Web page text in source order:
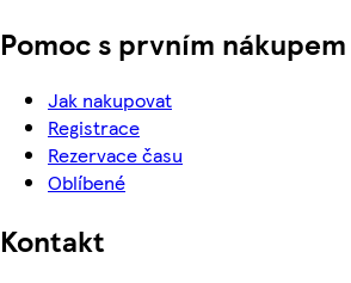
Pomoc s prvním nákupem
Jak nakupovat
Registrace
Rezervace času
Oblíbené
Kontakt